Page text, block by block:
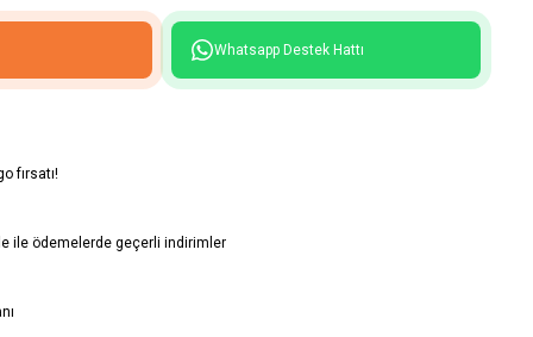
Whatsapp Destek Hattı
fırsatı!
ile ödemelerde geçerli indirimler